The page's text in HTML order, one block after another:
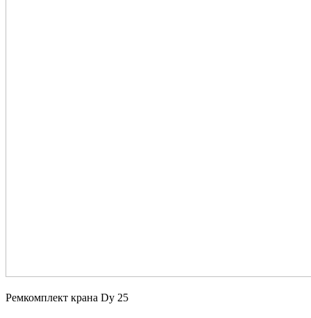
Ремкомплект крана Dy 25